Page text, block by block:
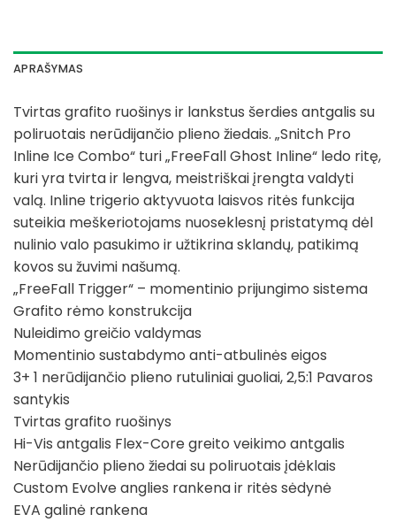
APRAŠYMAS
Tvirtas grafito ruošinys ir lankstus šerdies antgalis su
poliruotais nerūdijančio plieno žiedais. „Snitch Pro
Inline Ice Combo“ turi „FreeFall Ghost Inline“ ledo ritę,
kuri yra tvirta ir lengva, meistriškai įrengta valdyti
valą. Inline trigerio aktyvuota laisvos ritės funkcija
suteikia meškeriotojams nuoseklesnį pristatymą dėl
nulinio valo pasukimo ir užtikrina sklandų, patikimą
kovos su žuvimi našumą.
„FreeFall Trigger“ – momentinio prijungimo sistema
Grafito rėmo konstrukcija
Nuleidimo greičio valdymas
Momentinio sustabdymo anti-atbulinės eigos
3+ 1 nerūdijančio plieno rutuliniai guoliai, 2,5:1 Pavaros
santykis
Tvirtas grafito ruošinys
Hi-Vis antgalis Flex-Core greito veikimo antgalis
Nerūdijančio plieno žiedai su poliruotais įdėklais
Custom Evolve anglies rankena ir ritės sėdynė
EVA galinė rankena